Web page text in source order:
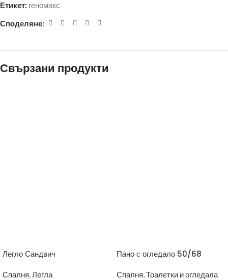
Етикет: геномакс
Споделяне:
Свързани продукти
Легло Сандвич
Спалня,Легла
Пано с огледало 50/68
Спалня,Тоалетки и огледала